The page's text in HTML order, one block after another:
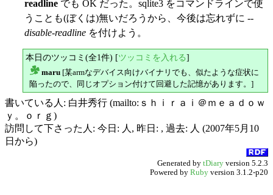
readline でも OK だった。sqlite3 をコマンドラインで使
うことも(ぼくは)無いだろうから、今後は忘れずに --
disable-readline を付けよう。
本日のツッコミ(全1件) [ツッコミを入れる]
maru [某armなデバイス向けバイナリでも、似たような症状に
陥ったので、同じオプション付けて回避した記憶があります。]
書いている人: 白井秀行 (mailto:ｓｈｉｒａｉ＠ｍｅａｄｏｗ
ｙ。ｏｒｇ)
訪問して下さった人: 今日: 人, 昨日: , 過去: 人 (2007年5月10
日から)
Generated by tDiary version 5.2.3
Powered by Ruby version 3.1.2-p20